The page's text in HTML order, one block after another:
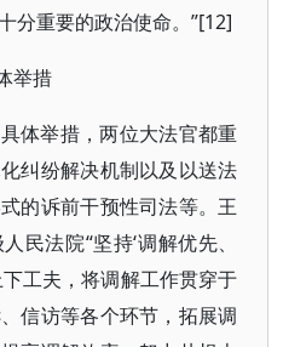
分重要的政治使命。”[12]
举措
体举措，两位大法官都重
纠纷解决机制以及以送法
的诉前干预性司法等。王
民法院“坚持‘调解优先、
工夫，将调解工作贯穿于
信访等各个环节，拓展调